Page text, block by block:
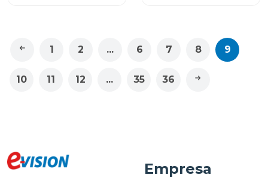
1 2 ... 6 7 8 9
10 11 12 ... 35 36
Empresa